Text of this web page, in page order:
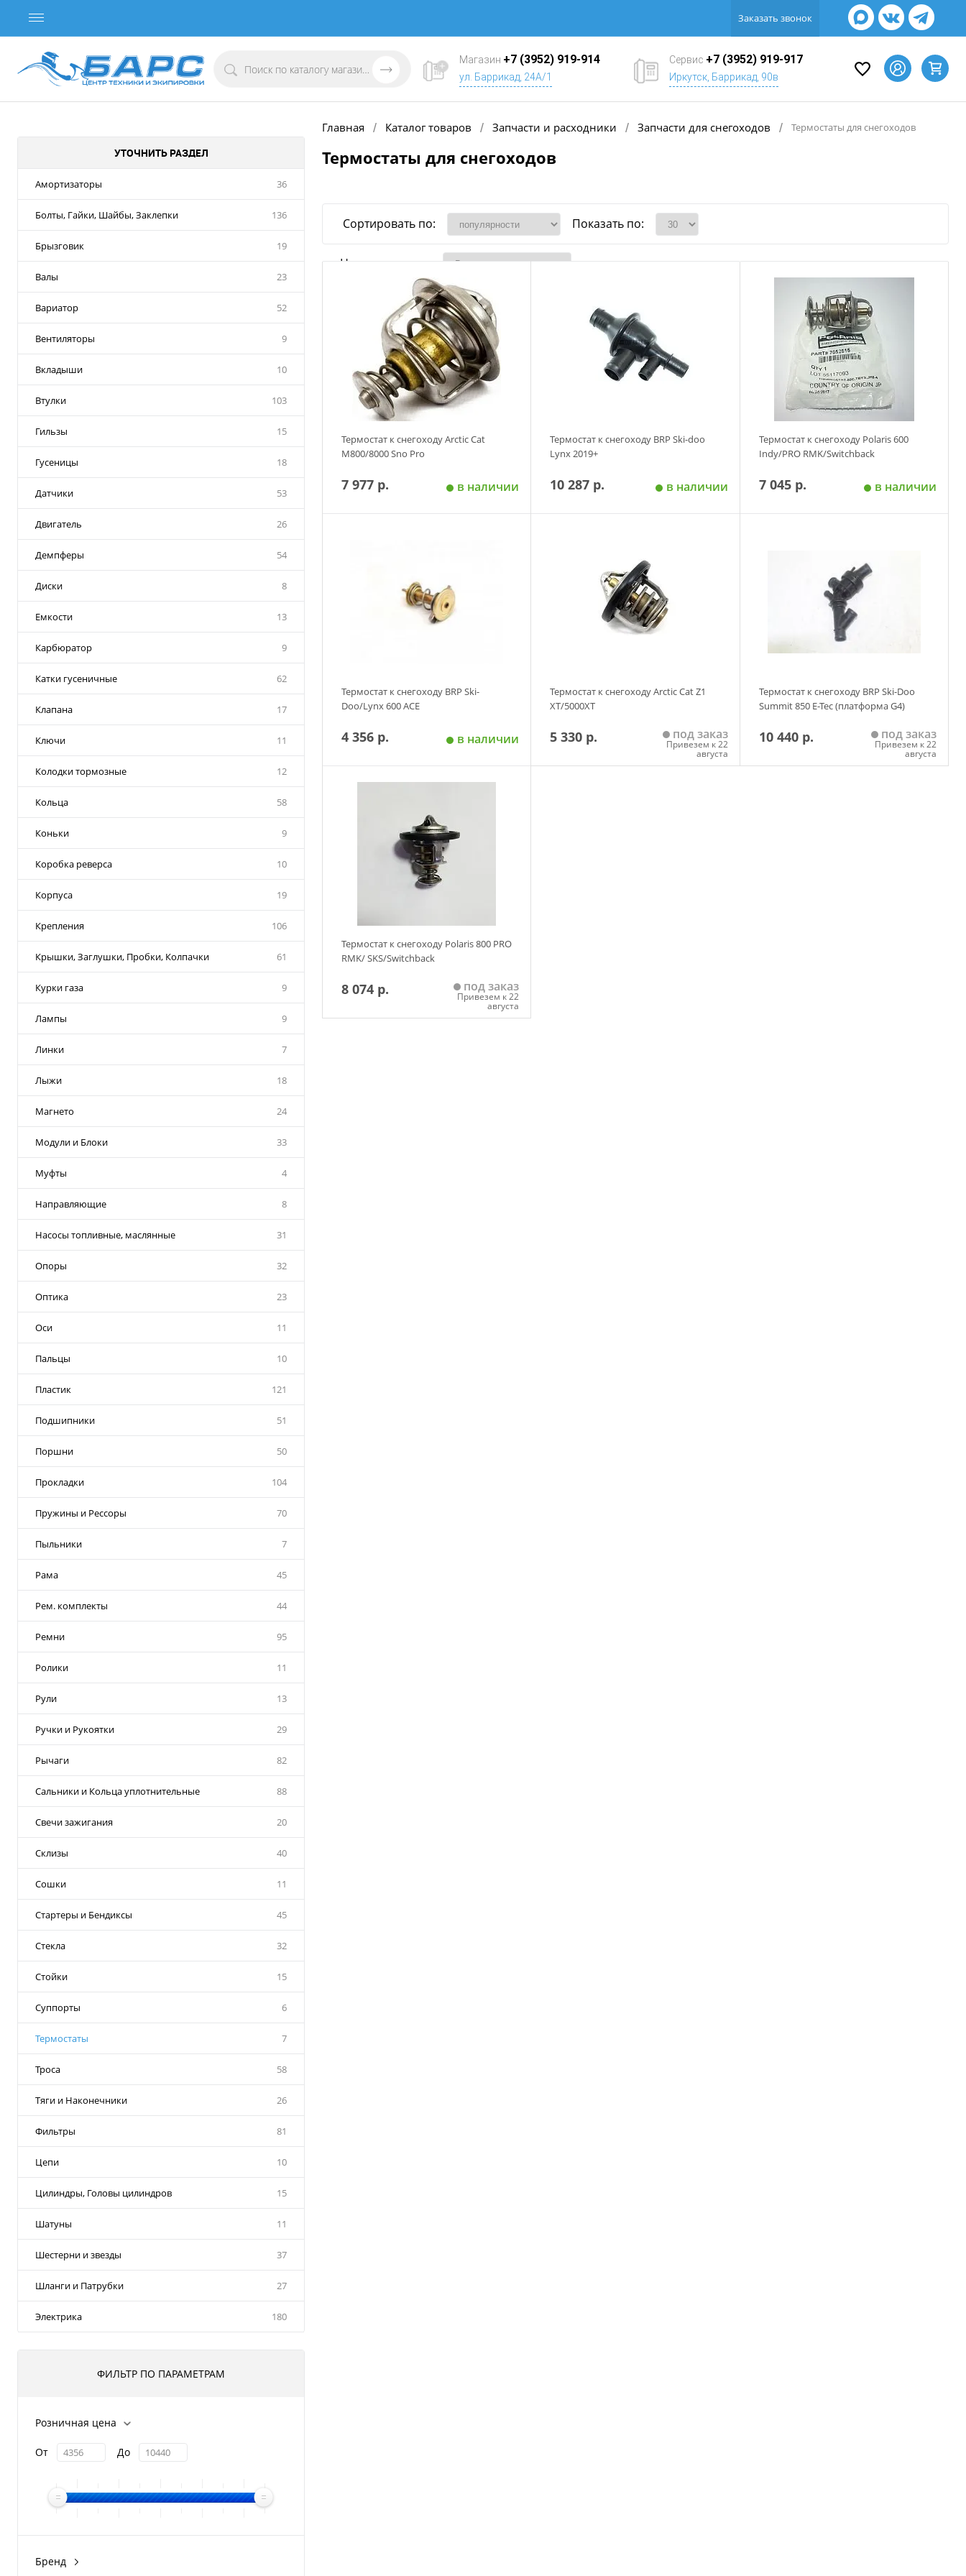
Заказать звонок
Магазин +7 (3952) 919-914
ул. Баррикад, 24А/1
Сервис +7 (3952) 919-917
Иркутск, Баррикад, 90в
УТОЧНИТЬ РАЗДЕЛ
Амортизаторы 36
Болты, Гайки, Шайбы, Заклепки 136
Брызговик 19
Валы 23
Вариатор 52
Вентиляторы 9
Вкладыши 10
Втулки 103
Гильзы 15
Гусеницы 18
Датчики 53
Двигатель 26
Демпферы 54
Диски 8
Емкости 13
Карбюратор 9
Катки гусеничные 62
Клапана 17
Ключи 11
Колодки тормозные 12
Кольца 58
Коньки 9
Коробка реверса 10
Корпуса 19
Крепления 106
Крышки, Заглушки, Пробки, Колпачки 61
Курки газа 9
Лампы 9
Линки 7
Лыжи 18
Магнето 24
Модули и Блоки 33
Муфты 4
Направляющие 8
Насосы топливные, маслянные 31
Опоры 32
Оптика 23
Оси 11
Пальцы 10
Пластик 121
Подшипники 51
Поршни 50
Прокладки 104
Пружины и Рессоры 70
Пыльники 7
Рама 45
Рем. комплекты 44
Ремни 95
Ролики 11
Рули 13
Ручки и Рукоятки 29
Рычаги 82
Сальники и Кольца уплотнительные 88
Свечи зажигания 20
Склизы 40
Сошки 11
Стартеры и Бендиксы 45
Стекла 32
Стойки 15
Суппорты 6
Термостаты 7
Троса 58
Тяги и Наконечники 26
Фильтры 81
Цепи 10
Цилиндры, Головы цилиндров 15
Шатуны 11
Шестерни и звезды 37
Шланги и Патрубки 27
Электрика 180
ФИЛЬТР ПО ПАРАМЕТРАМ
Розничная цена
От До
Бренд
Главная / Каталог товаров / Запчасти и расходники / Запчасти для снегоходов / Термостаты для снегоходов
Термостаты для снегоходов
Сортировать по: Показать по:
Наличие товара
Термостат к снегоходу Arctic Cat
M800/8000 Sno Pro
7 977 р. в наличии
Термостат к снегоходу BRP Ski-doo
Lynx 2019+
10 287 р. в наличии
Термостат к снегоходу Polaris 600
Indy/PRO RMK/Switchback
7 045 р. в наличии
Термостат к снегоходу BRP Ski-
Doo/Lynx 600 ACE
4 356 р. в наличии
Термостат к снегоходу Arctic Cat Z1
XT/5000XT
5 330 р. под заказ
Привезем к 22
августа
Термостат к снегоходу BRP Ski-Doo
Summit 850 E-Tec (платформа G4)
10 440 р. под заказ
Привезем к 22
августа
Термостат к снегоходу Polaris 800 PRO
RMK/ SKS/Switchback
8 074 р. под заказ
Привезем к 22
августа